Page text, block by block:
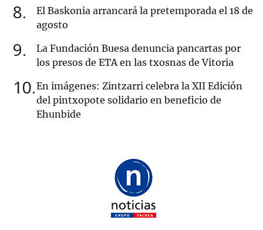
8
El Baskonia arrancará la pretemporada el 18 de
agosto
9
La Fundación Buesa denuncia pancartas por
los presos de ETA en las txosnas de Vitoria
10 En imágenes: Zintzarri celebra la XII Edición
del pintxopote solidario en beneficio de
Ehunbide